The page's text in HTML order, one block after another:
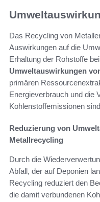
Das Recycling von
Auswirkungen auf die
Erhaltung der Rohstoffe
Umweltauswirkungen
primären
Energieverbrauch und die
Kohlenstoffemissionen
Reduzierung von
Metallrecycling
Durch die
Abfall, der auf Deponien
Recycling reduziert den
die damit verbundenen